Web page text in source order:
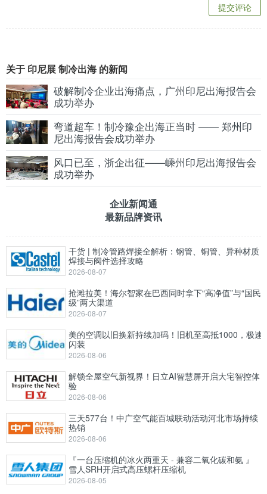
提交评论
关于 印尼展 制冷出海 的新闻
破解制冷企业出海痛点，广州印尼出海报告会
成功举办
弯道超车！制冷豫企出海正当时 —— 郑州印
尼出海报告会成功举办
风口已至，浙企出征——嵊州印尼出海报告会
成功举办
企业新闻通
最新品牌资讯
干货 | 制冷管路焊接全解析：钢管、铜管、异种材质
焊接与阀件选择攻略
2026-08-07
抢滩拉美！海尔智家在巴西同时拿下“高净值”与“国民
级”两大渠道
2026-08-07
美的空调以旧换新持续加码！旧机至高抵1000，极速
闪装
2026-08-06
解锁全屋空气新视界！日立AI智慧屏开启大宅智控体
验
2026-08-06
三天577台！中广空气能百城联动活动河北市场持续
热销
2026-08-06
『一台压缩机的冰火两重天 - 兼容二氧化碳和氨 』
雪人SRH开启式高压螺杆压缩机
2026-08-05